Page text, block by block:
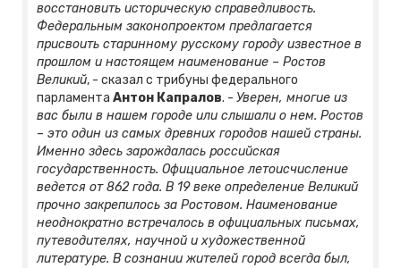
восстановить историческую справедливость.
Федеральным законопроектом предлагается
присвоить старинному русскому городу известное в
прошлом и настоящем наименование – Ростов
Великий, - сказал с трибуны федерального
парламента Антон Капралов. - Уверен, многие из
вас были в нашем городе или слышали о нем. Ростов
– это один из самых древних городов нашей страны.
Именно здесь зарождалась российская
государственность. Официальное летоисчисление
ведется от 862 года. В 19 веке определение Великий
прочно закрепилось за Ростовом. Наименование
неоднократно встречалось в официальных письмах,
путеводителях, научной и художественной
литературе. В сознании жителей город всегда был,